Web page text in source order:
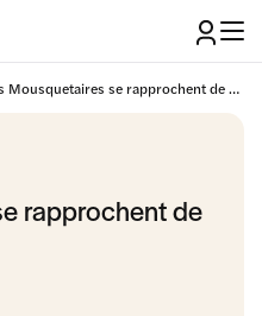
Les Mousquetaires se rapprochent de BricoPrivé
rapprochent de